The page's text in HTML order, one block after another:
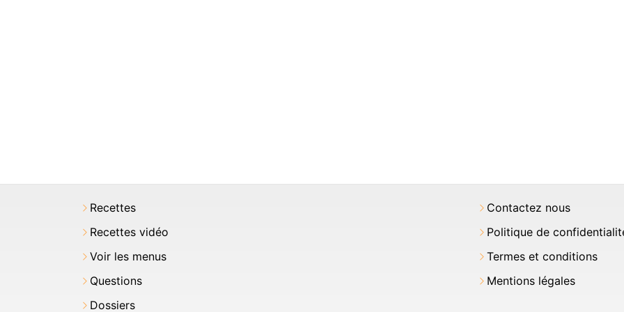
Recettes
Recettes vidéo
Voir les menus
Questions
Dossiers
Contactez nous
Politique de
Termes et conditions
Mentions légales